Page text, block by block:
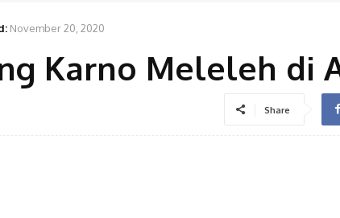
November 20, 2020
Karno Meleleh di
Share